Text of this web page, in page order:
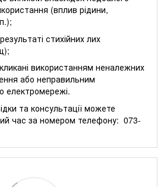
(вплив рідини,
стихійних лих
використанням неналежних
або неправильним
електромережі.
та консультації можете
час за номером телефону: 073-